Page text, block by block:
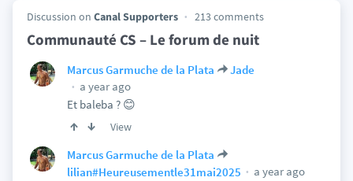
Discussion on Canal Supporters 213 comments
Communauté CS – Le forum de nuit
Marcus Garmuche de la Plata
Jade
a year ago
Et baleba ? 😊
View
Marcus Garmuche de la Plata
lilian#Heureusementle31mai2025
a year ago